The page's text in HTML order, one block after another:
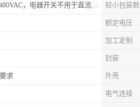
15A，125/250/480VAC，电器开关不用于直流电源形式 较小包装数
额定电压
加工定制
封装
求 外壳
电气连接